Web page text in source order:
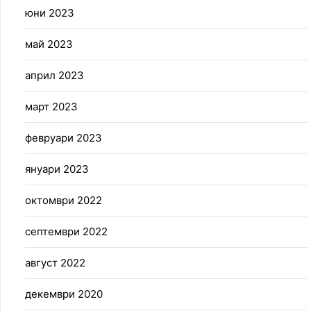
юни 2023
май 2023
април 2023
март 2023
февруари 2023
януари 2023
октомври 2022
септември 2022
август 2022
декември 2020